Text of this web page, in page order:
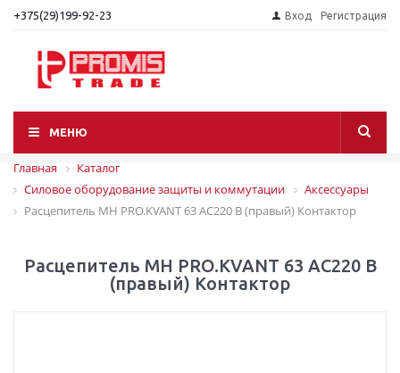
+375(29)199-92-23 Вход Регистрация
МЕНЮ
Главная
Каталог
Силовое оборудование защиты и коммутации
Аксессуары
Расцепитель МН PRO.KVANT 63 AC220 В (правый) Контактор
Расцепитель МН PRO.KVANT 63 AC220 В
(правый) Контактор